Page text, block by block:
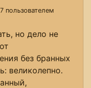
пользователем
но дело не
без бранных
великолепно.